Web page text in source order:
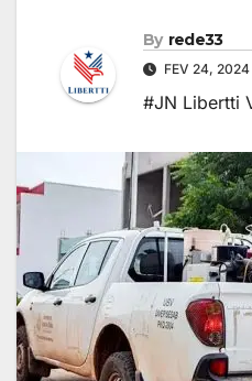
By rede33
FEV 24, 2024
#JN Libertti